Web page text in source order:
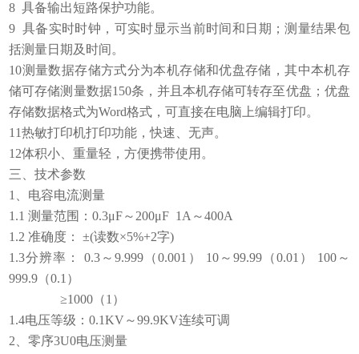
8 具备输出短路保护功能。
9 具备实时时钟，可实时显示当前时间和日期；测量结果包
括测量日期及时间。
10测量数据存储方式分为本机存储和优盘存储，其中本机存
储可存储测量数据150条，并且本机存储可转存至优盘；优盘
存储数据格式为Word格式，可直接在电脑上编辑打印。
11热敏打印机打印功能，快速、无声。
12体积小、重量轻，方便携带使用。
三、技术参数
1、电容电流测量
1.1 测量范围：0.3μF～200μF 1A～400A
1.2 准确度： ±(读数×5%+2字)
1.3分辨率： 0.3～9.999（0.001） 10～99.99（0.01） 100～
999.9（0.1）
≥1000（1）
1.4电压等级：0.1KV～99.9KV连续可调
2、零序3U0电压测量